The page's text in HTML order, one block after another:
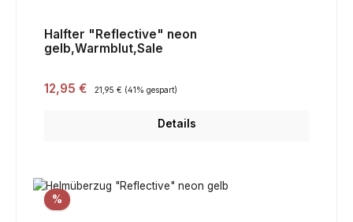
Halfter "Reflective" neon
gelb,Warmblut,Sale
Verkaufspreis:
12,95 € Regulärer Preis:
21,95 € (41% gespart)
Details
%Rabatt